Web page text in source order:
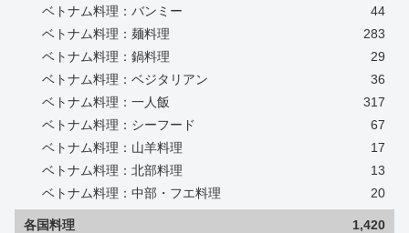
ベトナム料理：バンミー
44
ベトナム料理：麺料理
283
ベトナム料理：鍋料理
29
ベトナム料理：ベジタリアン
36
ベトナム料理：一人飯
317
ベトナム料理：シーフード
67
ベトナム料理：山羊料理
17
ベトナム料理：北部料理
13
ベトナム料理：中部・フエ料理
20
各国料理 1,420